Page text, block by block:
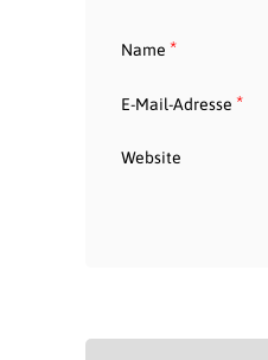
Name *
E-Mail-Adresse *
Website